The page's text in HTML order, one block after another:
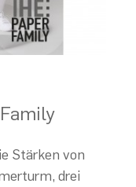
Stärken von
drei